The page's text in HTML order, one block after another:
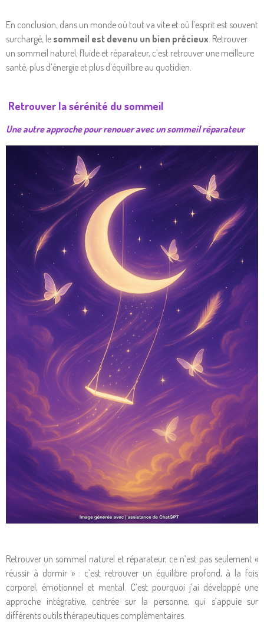
En conclusion, dans un monde où tout va vite et où l’esprit est souvent
surchargé, le sommeil est devenu un bien précieux. Retrouver
un sommeil naturel, fluide et réparateur, c’est retrouver une meilleure
santé, plus d’énergie et plus d’équilibre au quotidien.
Retrouver la sérénité du sommeil
Une autre approche pour renouer avec un sommeil réparateur
Retrouver un sommeil naturel et réparateur, ce n’est pas seulement «
réussir à dormir » : c’est retrouver un équilibre profond, à la fois
corporel, émotionnel et mental. C’est pourquoi j’ai développé une
approche intégrative, centrée sur la personne, qui s’appuie sur
différents outils thérapeutiques complémentaires.